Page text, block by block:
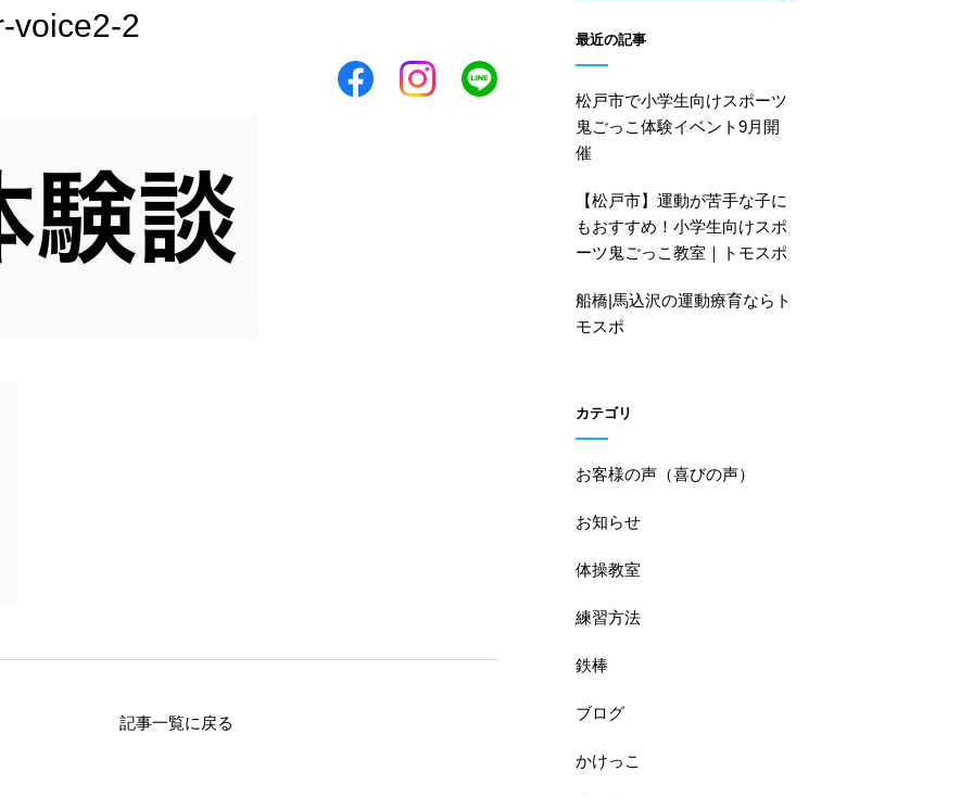
voice2-2
記事一覧に戻る
最近の記事
松戸市で小学生向けスポーツ
鬼ごっこ体験イベント9月開
催
【松戸市】運動が苦手な子に
もおすすめ！小学生向けスポ
ーツ鬼ごっこ教室｜トモスポ
船橋|馬込沢の運動療育ならト
モスポ
カテゴリ
お客様の声（喜びの声）
お知らせ
体操教室
練習方法
鉄棒
ブログ
かけっこ